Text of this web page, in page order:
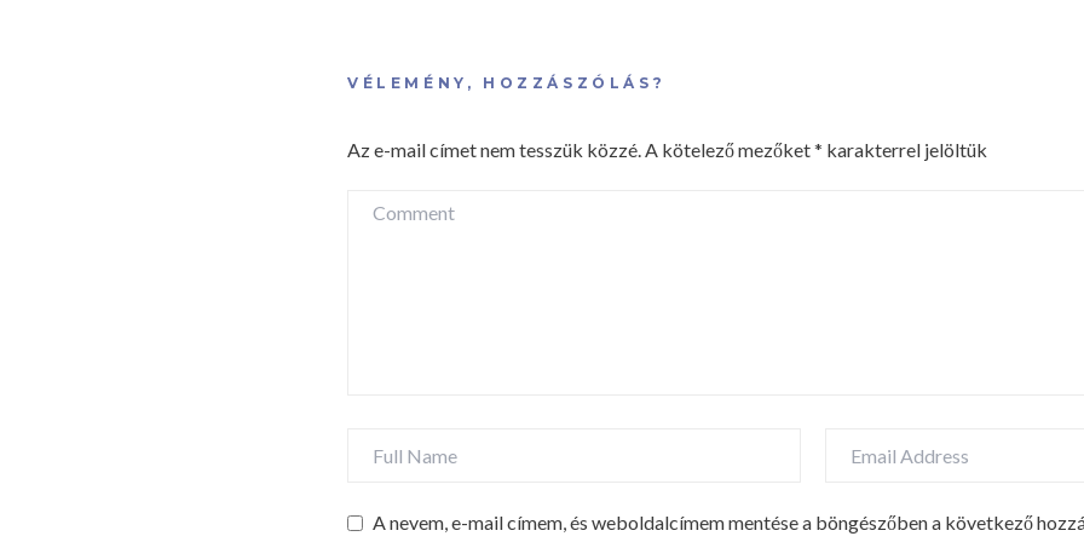
VÉLEMÉNY, HOZZÁSZÓLÁS?
Az e-mail címet nem tesszük közzé.A kötelező mezőket* karakterrel jelöltük
A nevem, e-mail címem, és weboldalcímem mentése a böngészőben a következő